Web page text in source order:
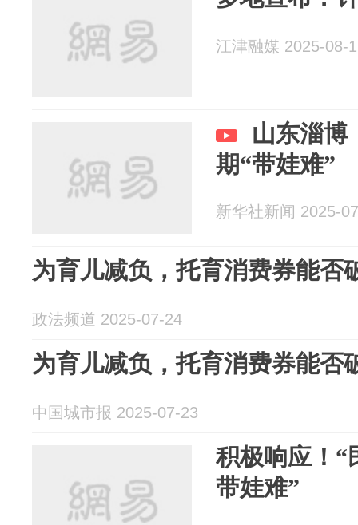
江津融媒 2025-08-
山东淄博
期“带娃难”
新华社新闻 2025-
为育儿减负，托育消费券能否
政法频道 2025-07-24
为育儿减负，托育消费券能否
中国城市报 2025-07-23
积极响应！“
带娃难”